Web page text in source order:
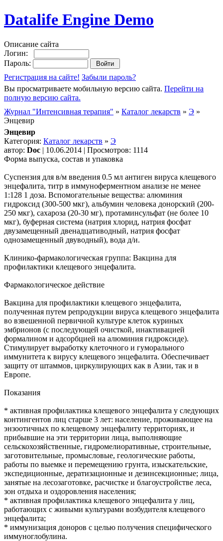
Datalife Engine Demo
Описание сайта
Логин:
Пароль:
Регистрация на сайте! Забыли пароль?
Вы просматриваете мобильную версию сайта. Перейти на
полную версию сайта.
Журнал "Интенсивная терапия" » Каталог лекарств » Э »
Энцевир
Энцевир
Категория: Каталог лекарств » Э
автор: Doc | 10.06.2014 | Просмотров: 1114
Форма выпуска, состав и упаковка
Суспензия для в/м введения 0.5 мл антиген вируса клещевого
энцефалита, титр в иммуноферментном анализе не менее
1:128 1 доза. Вспомогательные вещества: алюминия
гидроксид (300-500 мкг), альбумин человека донорский (200-
250 мкг), сахароза (20-30 мг), протаминсульфат (не более 10
мкг), буферная система (натрия хлорид, натрия фосфат
двузамещенный двенадцативодный, натрия фосфат
однозамещенный двуводный), вода д/и.
Клинико-фармакологическая группа: Вакцина для
профилактики клещевого энцефалита.
Фармакологическое действие
Вакцина для профилактики клещевого энцефалита,
полученная путем репродукции вируса клещевого энцефалита
во взвешенной первичной культуре клеток куриных
эмбрионов (с последующей очисткой, инактивацией
формалином и адсорбцией на алюминия гидроксиде).
Стимулирует выработку клеточного и гуморального
иммунитета к вирусу клещевого энцефалита. Обеспечивает
защиту от штаммов, циркулирующих как в Азии, так и в
Европе.
Показания
* активная профилактика клещевого энцефалита у следующих
контингентов лиц старше 3 лет: население, проживающее на
энзоотичных по клещевому энцефалиту территориях, и
прибывшие на эти территории лица, выполняющие
сельскохозяйственные, гидромелиоративные, строительные,
заготовительные, промысловые, геологические работы,
работы по выемке и перемещению грунта, изыскательские,
экспедиционные, дератизационные и дезинсекционные; лица,
занятые на лесозаготовке, расчистке и благоустройстве леса,
зон отдыха и оздоровления населения;
* активная профилактика клещевого энцефалита у лиц,
работающих с живыми культурами возбудителя клещевого
энцефалита;
* иммунизация доноров с целью получения специфического
иммуноглобулина.